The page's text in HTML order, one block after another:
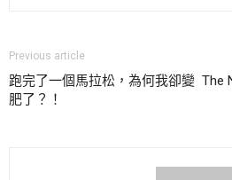
Previous article
跑完了一個馬拉松，為何我卻變
肥了？！
The